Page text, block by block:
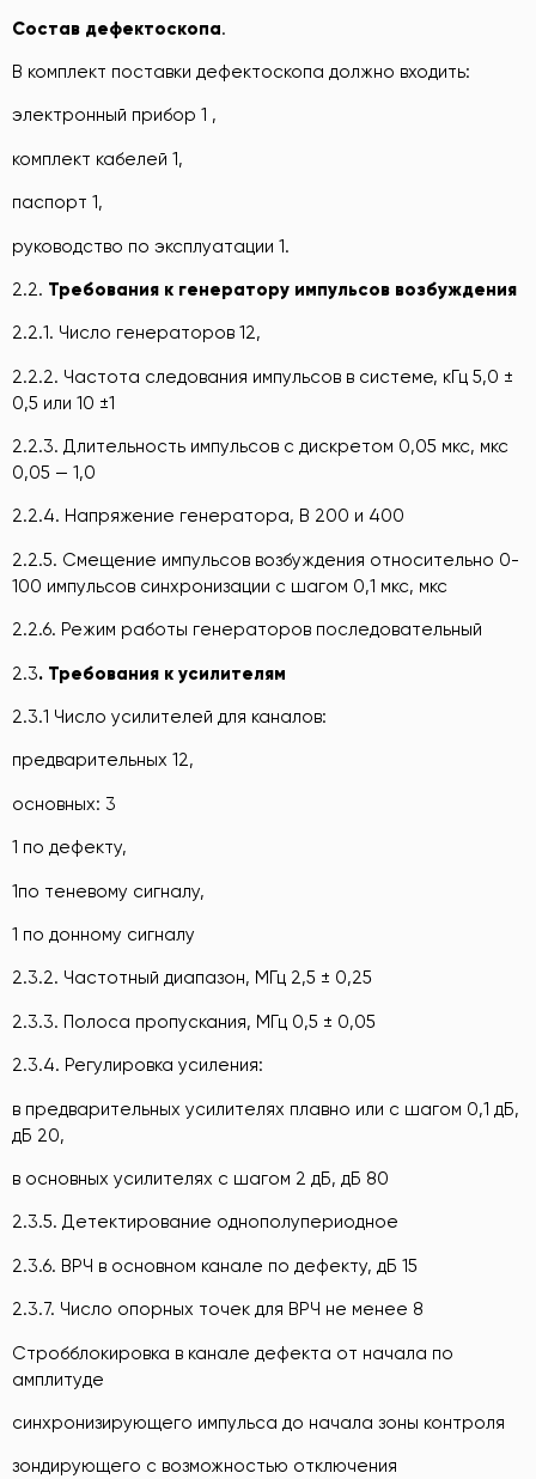
Состав дефектоскопа.
В комплект поставки дефектоскопа должно входить:
электронный прибор 1 ,
комплект кабелей 1,
паспорт 1,
руководство по эксплуатации 1.
2.2. Требования к генератору импульсов возбуждения
2.2.1. Число генераторов 12,
2.2.2. Частота следования импульсов в системе, кГц 5,0 ±
0,5 или 10 ±1
2.2.3. Длительность импульсов с дискретом 0,05 мкс, мкс
0,05 — 1,0
2.2.4. Напряжение генератора, В 200 и 400
2.2.5. Смещение импульсов возбуждения относительно 0-
100 импульсов синхронизации с шагом 0,1 мкс, мкс
2.2.6. Режим работы генераторов последовательный
2.3. Требования к усилителям
2.3.1 Число усилителей для каналов:
предварительных 12,
основных: 3
1 по дефекту,
1по теневому сигналу,
1 по донному сигналу
2.3.2. Частотный диапазон, МГц 2,5 ± 0,25
2.3.3. Полоса пропускания, МГц 0,5 ± 0,05
2.3.4. Регулировка усиления:
в предварительных усилителях плавно или с шагом 0,1 дБ,
дБ 20,
в основных усилителях с шагом 2 дБ, дБ 80
2.3.5. Детектирование однополупериодное
2.3.6. ВРЧ в основном канале по дефекту, дБ 15
2.3.7. Число опорных точек для ВРЧ не менее 8
Стробблокировка в канале дефекта от начала по
амплитуде
синхронизирующего импульса до начала зоны контроля
зондирующего с возможностью отключения